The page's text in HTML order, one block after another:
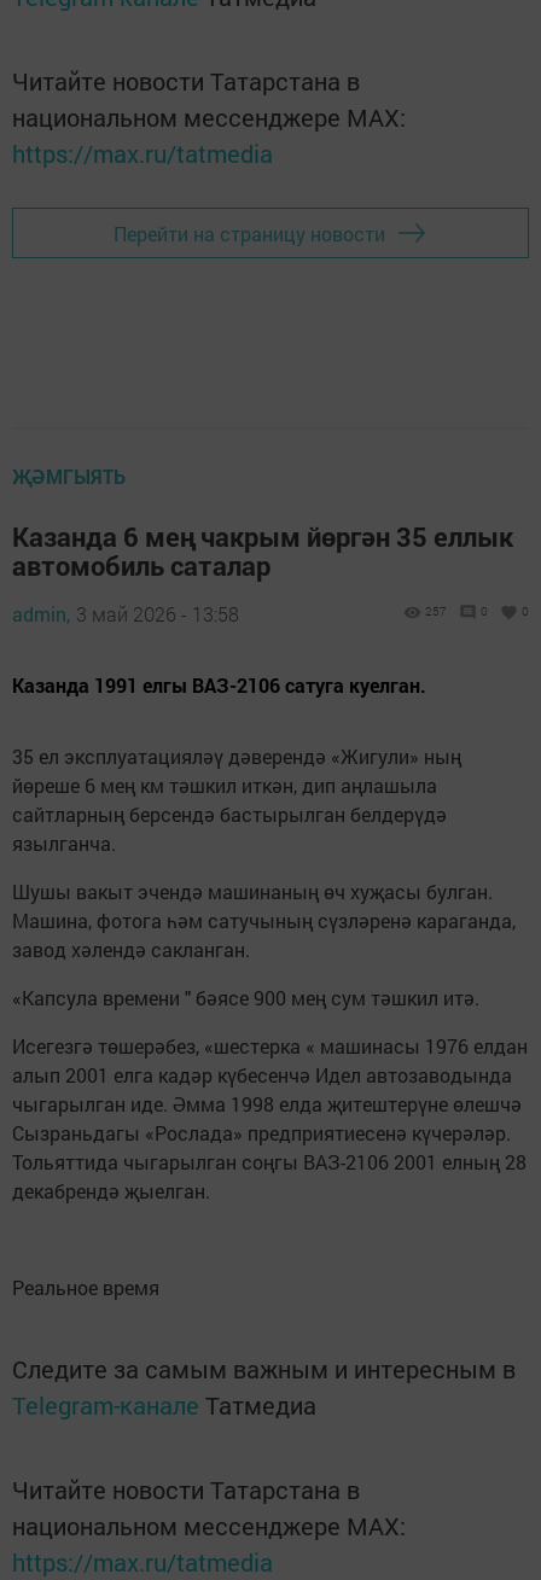
Читайте новости Татарстана в
национальном мессенджере MАХ:
https://max.ru/tatmedia
Перейти на страницу новости
ҖӘМГЫЯТЬ
Казанда 6 мең чакрым йөргән 35 еллык
автомобиль саталар
admin, 3 май 2026 - 13:58 257 0 0
Казанда 1991 елгы ВАЗ-2106 сатуга куелган.
35 ел эксплуатацияләү дәверендә «Жигули» ның
йөреше 6 мең км тәшкил иткән, дип аңлашыла
сайтларның берсендә бастырылган белдерүдә
язылганча.
Шушы вакыт эчендә машинаның өч хуҗасы булган.
Машина, фотога һәм сатучының сүзләренә караганда,
завод хәлендә сакланган.
«Капсула времени " бәясе 900 мең сум тәшкил итә.
Исегезгә төшерәбез, «шестерка « машинасы 1976 елдан
алып 2001 елга кадәр күбесенчә Идел автозаводында
чыгарылган иде. Әмма 1998 елда җитештерүне өлешчә
Сызраньдагы «Рослада» предприятиесенә күчерәләр.
Тольяттида чыгарылган соңгы ВАЗ-2106 2001 елның 28
декабрендә җыелган.
Реальное время
Следите за самым важным и интересным в
Telegram-канале Татмедиа
Читайте новости Татарстана в
национальном мессенджере MАХ:
https://max.ru/tatmedia